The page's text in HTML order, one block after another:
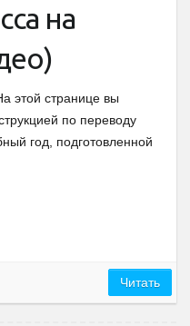
на
этой странице вы
по переводу
год, подготовленной
Читать